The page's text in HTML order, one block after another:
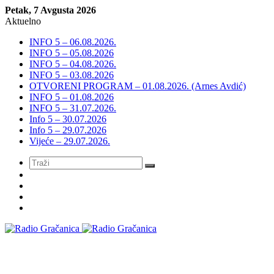
Petak, 7 Avgusta 2026
Aktuelno
INFO 5 – 06.08.2026.
INFO 5 – 05.08.2026
INFO 5 – 04.08.2026.
INFO 5 – 03.08.2026
OTVORENI PROGRAM – 01.08.2026. (Arnes Avdić)
INFO 5 – 01.08.2026
INFO 5 – 31.07.2026.
Info 5 – 30.07.2026
Info 5 – 29.07.2026
Vijeće – 29.07.2026.
Meni